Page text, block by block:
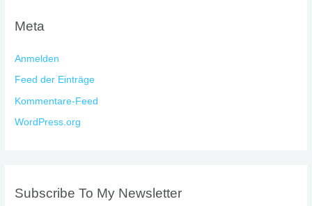
Meta
Anmelden
Feed der Einträge
Kommentare-Feed
WordPress.org
Subscribe To My Newsletter